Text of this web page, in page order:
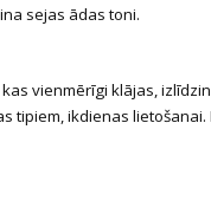
sejas ādas toni.
vienmērīgi klājas,
tipiem, ikdienas